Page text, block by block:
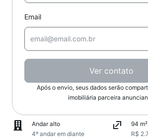
Email
Ver contato
Após o envio, seus dados serão
imobiliária parceira
Andar alto
4º andar em diante
94 m²
R$